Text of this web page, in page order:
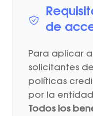
de
Para aplicar
solicitantes
políticas
por la
Todos los